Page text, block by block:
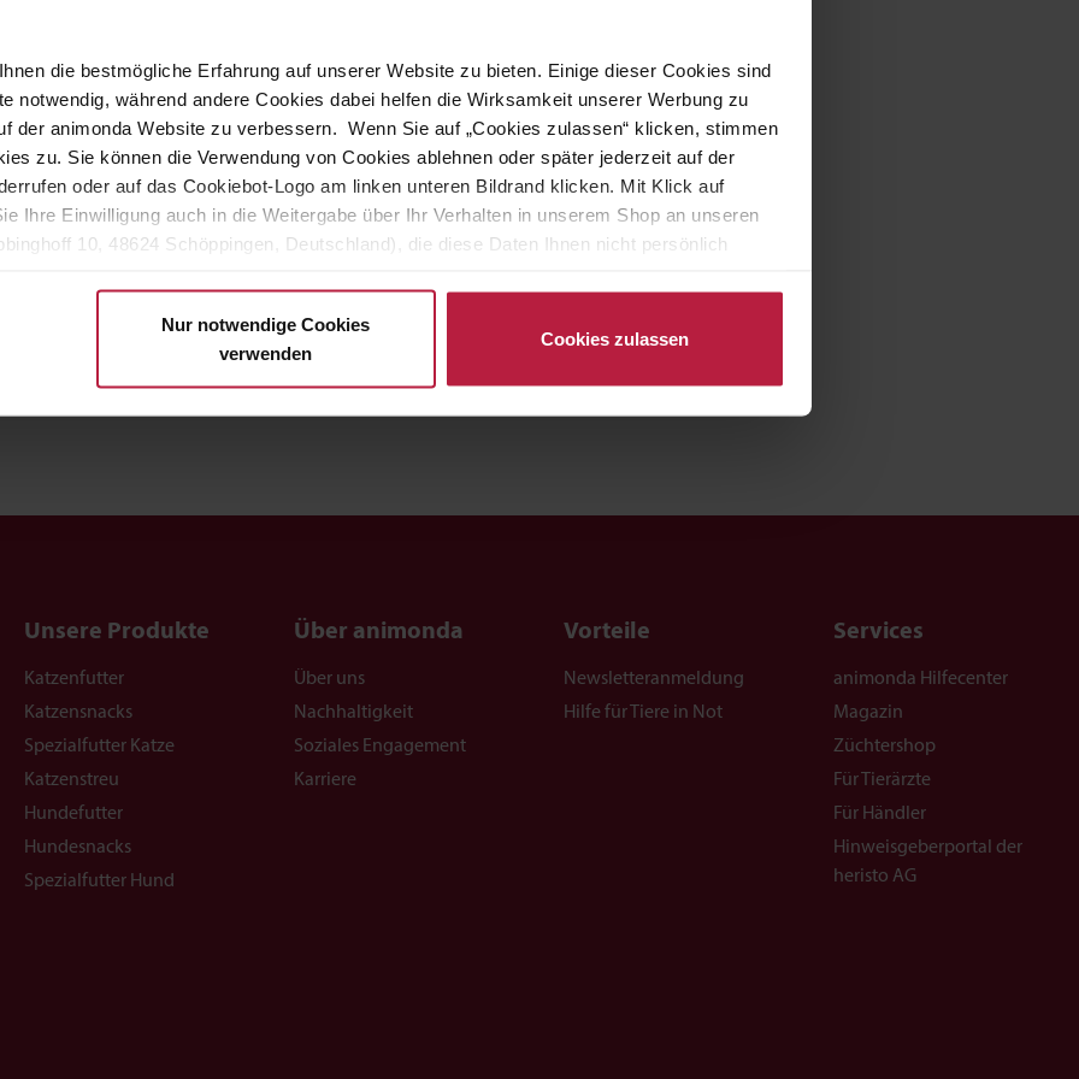
die bestmögliche Erfahrung auf unserer Website zu bieten. Einige dieser Cookies sind
notwendig, während andere Cookies dabei helfen die Wirksamkeit unserer Werbung zu
der animonda Website zu verbessern. Wenn Sie auf „Cookies zulassen“ klicken, stimmen
zu. Sie können die Verwendung von Cookies ablehnen oder später jederzeit auf der
oder auf das Cookiebot-Logo am linken unteren Bildrand klicken. Mit Klick auf
Ihre Einwilligung auch in die Weitergabe über Ihr Verhalten in unserem Shop an unseren
10, 48624 Schöppingen, Deutschland), die diese Daten Ihnen nicht persönlich
Nur notwendige Cookies
verwenden
Cookies zulassen
besonderes Genusserlebnis - mit sichtbaren, fleischigen
1-6 Jahren versorgt Fellnasen mit allen lebenswichtigen
GranCarno®. Frische, fleischliche Zutaten
Das leckere Nassfutter von GranCarno versorgt den Hund
Unsere Produkte
Katzenfutter
Katzensnacks
Spezialfutter Katze
Katzenstreu
Hundefutter
Hundesnacks
Spezialfutter Hund
Über animonda
Über uns
Nachhaltigkeit
Soziales Engagement
Karriere
Vorteile
Newsletteranmeldung
Hilfe für Tiere in Not
Services
animonda Hilfecenter
Magazin
Züchtershop
Für Tierärzte
Für Händler
Hinweisgeberportal der
heristo AG